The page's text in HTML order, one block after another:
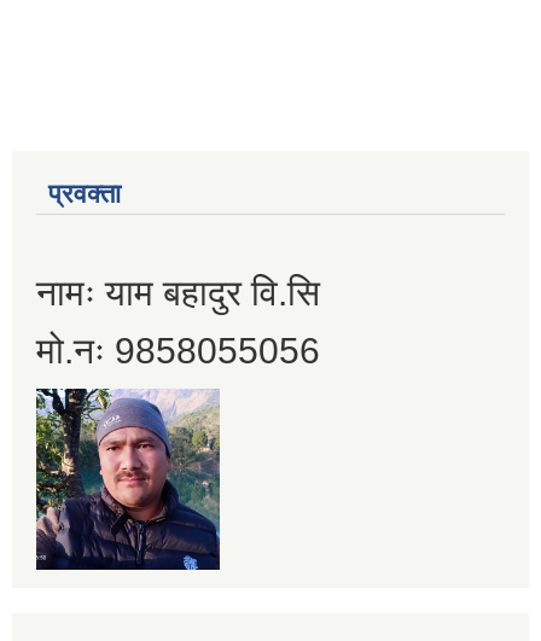
प्रवक्ता
नामः याम बहादुर वि.सि
मो.नः 9858055056